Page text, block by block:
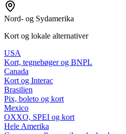
Nord- og Sydamerika
Kort og lokale alternativer
USA
Kort, tegnebøger og BNPL
Canada
Kort og Interac
Brasilien
Pix, boleto og kort
Mexico
OXXO, SPEI og kort
Hele Amerika